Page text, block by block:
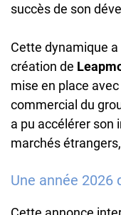
succès de son
Cette dynamique
création de
mise en place
commercial du
a pu accélérer son
marchés
Une année 2026